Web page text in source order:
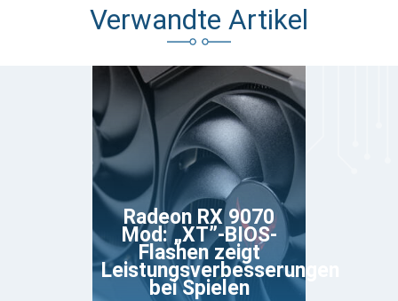
Verwandte Artikel
Radeon RX 9070
Mod: „XT”-BIOS-
Flashen zeigt
Leistungsverbesserungen
bei Spielen